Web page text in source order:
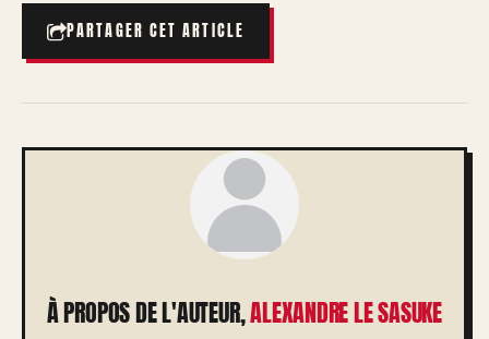
PARTAGER CET ARTICLE
À PROPOS DE L'AUTEUR,ALEXANDRE LE SASUKE